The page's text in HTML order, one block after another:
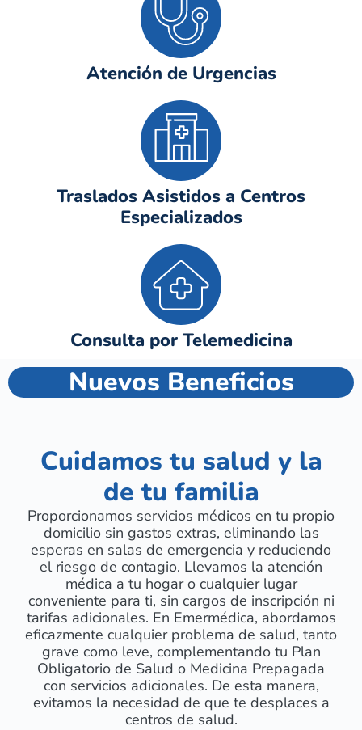
Atención de Urgencias
Traslados Asistidos a Centros
Especializados
Consulta por Telemedicina
Nuevos Beneficios
Cuidamos tu salud y la
de tu familia
Proporcionamos servicios médicos en tu propio
domicilio sin gastos extras, eliminando las
esperas en salas de emergencia y reduciendo
el riesgo de contagio. Llevamos la atención
médica a tu hogar o cualquier lugar
conveniente para ti, sin cargos de inscripción ni
tarifas adicionales. En Emermédica, abordamos
eficazmente cualquier problema de salud, tanto
grave como leve, complementando tu Plan
Obligatorio de Salud o Medicina Prepagada
con servicios adicionales. De esta manera,
evitamos la necesidad de que te desplaces a
centros de salud.